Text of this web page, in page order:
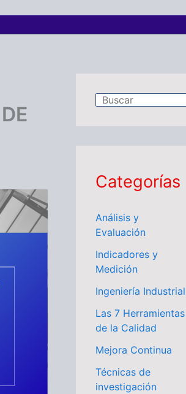
u
rCategorías
Análisis y
Evaluación
Indicadores y
Medición
Ingeniería Industrial
Las 7 Herramientas
de la Calidad
Mejora Continua
Técnicas de
investigación